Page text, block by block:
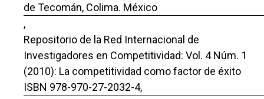
de Tecomán, Colima. México
,
Repositorio de la Red Internacional de
Investigadores en Competitividad: Vol. 4 Núm. 1
(2010): La competitividad como factor de éxito
ISBN 978-970-27-2032-4,